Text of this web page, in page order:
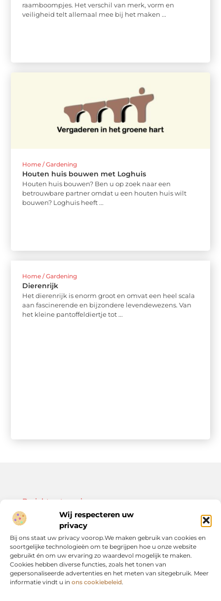
Wij respecteren uw
privacy
Bij ons staat uw privacy voorop.We maken gebruik van cookies en
soortgelijke technologieën om te begrijpen hoe u onze website
gebruikt én om uw ervaring zo waardevol mogelijk te maken.
Cookies hebben diverse functies, zoals het tonen van
gepersonaliseerde advertenties en het meten van sitegebruik. Meer
informatie vindt u in ons cookiebeleid.
raamboompjes. Het verschil van merk, vorm en
veiligheid telt allemaal mee bij het maken ...
Home / Gardening
Houten huis bouwen met Loghuis
Houten huis bouwen? Ben u op zoek naar een
betrouwbare partner omdat u een houten huis wilt
bouwen? Loghuis heeft ...
Home / Gardening
Dierenrijk
Het dierenrijk is enorm groot en omvat een heel scala
aan fascinerende en bijzondere levendewezens. Van
het kleine pantoffeldiertje tot ...
Onze informatie
Bericht categorie